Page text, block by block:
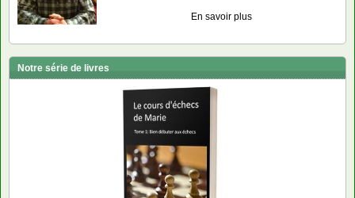
En savoir plus
Notre série de livres